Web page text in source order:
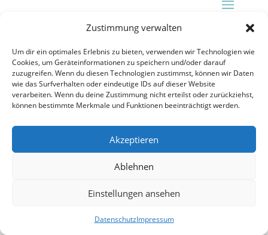
Zustimmung verwalten
Um dir ein optimales Erlebnis zu bieten, verwenden wir Technologien wie
Cookies, um Geräteinformationen zu speichern und/oder darauf
zuzugreifen. Wenn du diesen Technologien zustimmst, können wir Daten
wie das Surfverhalten oder eindeutige IDs auf dieser Website
verarbeiten. Wenn du deine Zustimmung nicht erteilst oder zurückziehst,
können bestimmte Merkmale und Funktionen beeinträchtigt werden.
Akzeptieren
Ablehnen
Einstellungen ansehen
DatenschutzImpressum